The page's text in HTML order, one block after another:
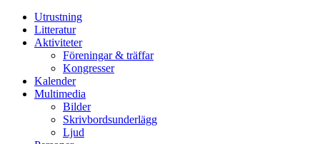
Utrustning
Litteratur
Aktiviteter
Föreningar & träffar
Kongresser
Kalender
Multimedia
Bilder
Skrivbordsunderlägg
Ljud